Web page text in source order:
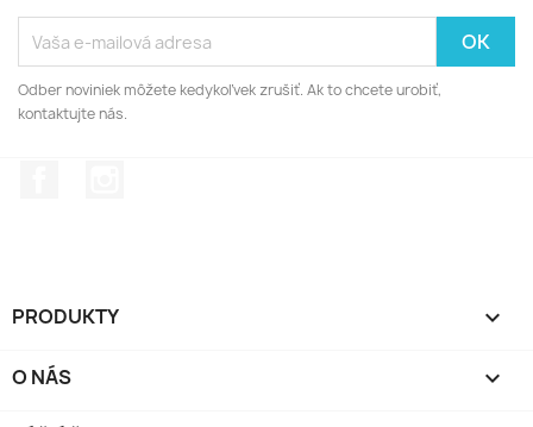
Odber noviniek môžete kedykoľvek zrušiť. Ak to chcete urobiť,
kontaktujte nás.
PRODUKTY 
O NÁS 